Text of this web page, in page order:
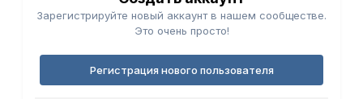
Зарегистрируйте новый аккаунт в нашем сообществе.
Это очень просто!
Регистрация нового пользователя